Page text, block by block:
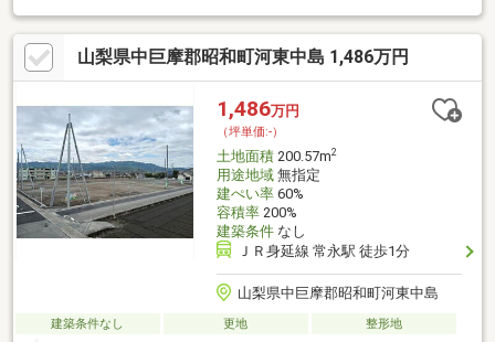
しない】このテーマを第1に誠実かつ真摯に向き合い当店舗に関わ
る全てのお客様が幸せにお取引出来るようお約束致します。お家
のご購入は物件探しだけでなく、住宅ローン、リフォーム、火災
保険、お引越し等多々に渡るお手続きが必要です。全てのお手続
きを一貫し完結できるよう当店舗はワンストップサービスという
独自のサービスをご提供しております。豊富な経験、専門知識を
元に最適な物件・資金提案を致します。是非お気軽にご相談下さ
い！
山梨県中巨摩郡昭和町河東中島 1,486万円
1,486万円
（坪単価:-）
土地面積200.57m2
用途地域無指定
建ぺい率60%
容積率200%
建築条件なし
ＪＲ身延線 常永駅 徒歩1分
山梨県中巨摩郡昭和町河東中島
建築条件なし 更地 整形地